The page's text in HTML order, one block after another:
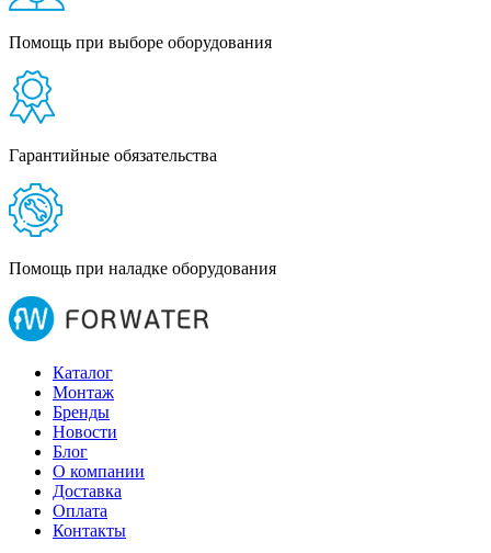
Помощь при выборе оборудования
Гарантийные обязательства
Помощь при наладке оборудования
Каталог
Монтаж
Бренды
Новости
Блог
О компании
Доставка
Оплата
Контакты